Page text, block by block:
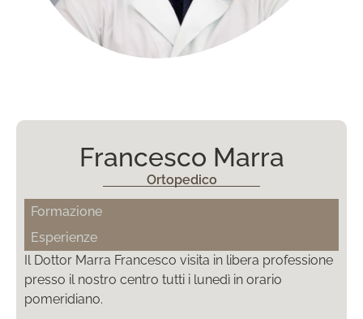
Francesco Marra
Ortopedico
Formazione
Esperienze
Il Dottor Marra Francesco visita in libera professione
presso il nostro centro tutti i lunedì in orario
pomeridiano.